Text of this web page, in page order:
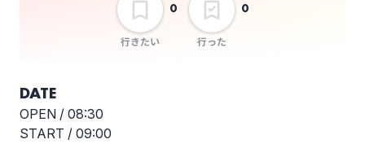
行きたい
0
行った
0
DATE
OPEN / 08:30
START / 09:00